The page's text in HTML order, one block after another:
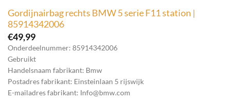
Gordijnairbag rechts BMW 5 serie F11 station |
85914342006
€49,99
Onderdeelnummer: 85914342006
Gebruikt
Handelsnaam fabrikant: Bmw
Postadres fabrikant: Einsteinlaan 5 rijswijk
E-mailadres fabrikant: Info@bmw.com